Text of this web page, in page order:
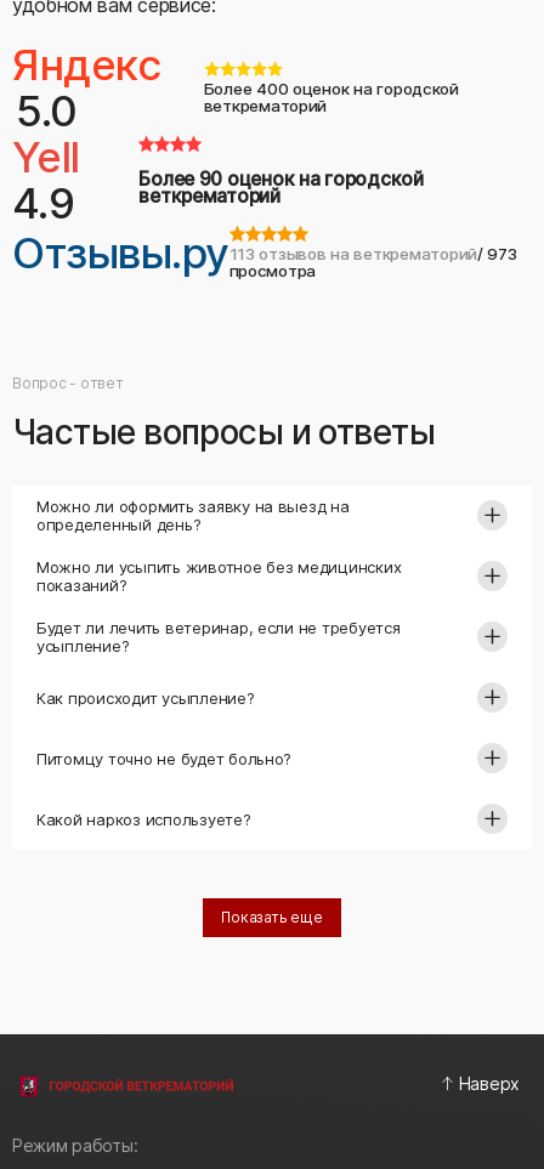
удобном вам сервисе:
Яндекс
5.0
Более 400 оценок на городской
веткрематорий
Отзывы.ру113 отзывов на веткрематорий/ 973
просмотра
Yell
4.9
Более 90 оценок на городской
веткрематорий
Вопрос - ответ
Частые вопросы и ответы
Можно ли оформить заявку на выезд на
определенный день?
Можно ли усыпить животное без медицинских
показаний?
Будет ли лечить ветеринар, если не требуется
усыпление?
Как происходит усыпление?
Питомцу точно не будет больно?
Какой наркоз используете?
Показать еще
Наверх
Режим работы: